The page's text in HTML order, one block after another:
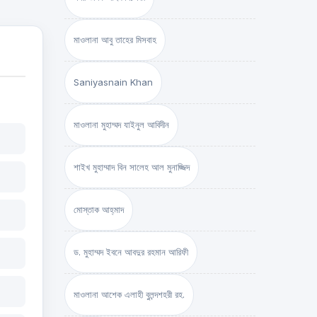
মাওলানা আবু তাহের মিসবাহ
Saniyasnain Khan
মাওলানা মুহাম্মদ যাইনুল আবিদীন
শাইখ মুহাম্মাদ বিন সালেহ আল মুনাজ্জিদ
মোস্তাক আহ্‌মাদ
ড. মুহাম্মদ ইবনে আবদুর রহমান আরিফী
মাওলানা আশেক এলাহী বুলন্দশহরী রহ.